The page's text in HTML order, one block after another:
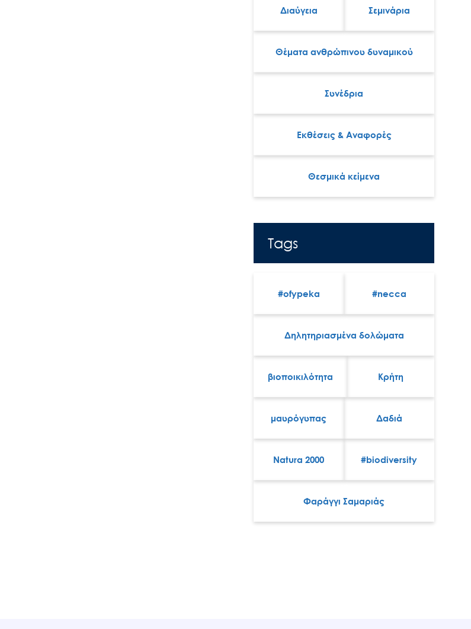
Διαύγεια Σεμινάρια
Θέματα ανθρώπινου δυναμικού
Συνέδρια
Εκθέσεις & Αναφορές
Θεσμικά κείμενα
Tags
#ofypeka #necca
Δηλητηριασμένα δολώματα
βιοποικιλότητα Κρήτη
μαυρόγυπας Δαδιά
Natura 2000 #biodiversity
Φαράγγι Σαμαριάς